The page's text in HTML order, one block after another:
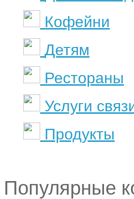
Кофейни
Детям
Рестораны
Услуги
Продукты
Популярные